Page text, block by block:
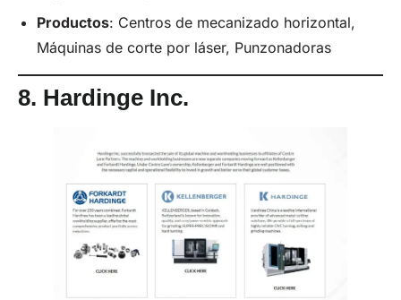
Productos: Centros de mecanizado horizontal,
Máquinas de corte por láser, Punzonadoras
8. Hardinge Inc.